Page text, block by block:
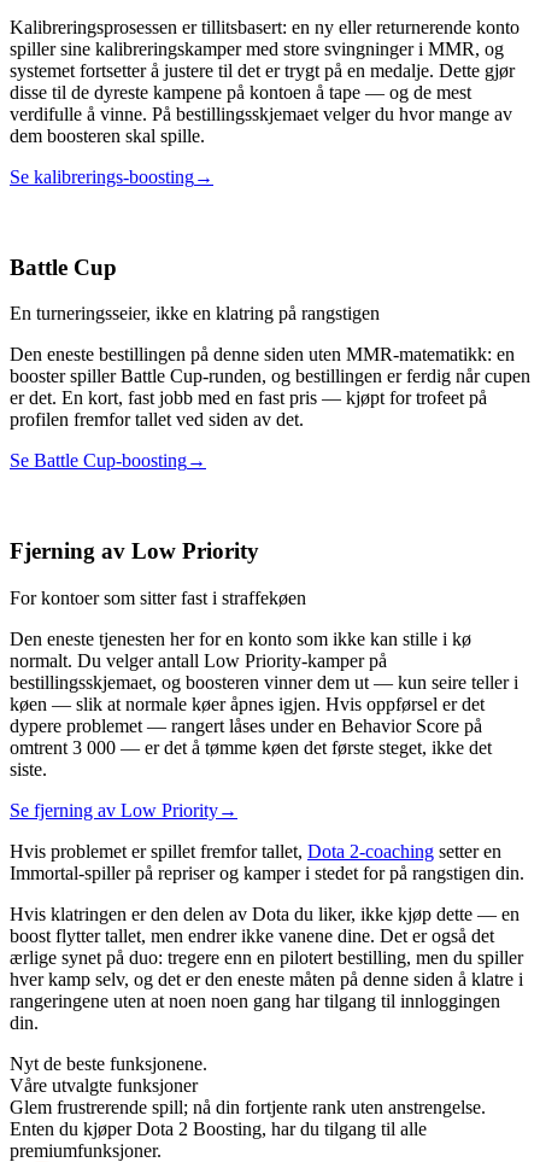
Kalibreringsprosessen er tillitsbasert: en ny eller returnerende konto
spiller sine kalibreringskamper med store svingninger i MMR, og
systemet fortsetter å justere til det er trygt på en medalje. Dette gjør
disse til de dyreste kampene på kontoen å tape — og de mest
verdifulle å vinne. På bestillingsskjemaet velger du hvor mange av
dem boosteren skal spille.
Se kalibrerings-boosting→
Battle Cup
En turneringsseier, ikke en klatring på rangstigen
Den eneste bestillingen på denne siden uten MMR-matematikk: en
booster spiller Battle Cup-runden, og bestillingen er ferdig når cupen
er det. En kort, fast jobb med en fast pris — kjøpt for trofeet på
profilen fremfor tallet ved siden av det.
Se Battle Cup-boosting→
Fjerning av Low Priority
For kontoer som sitter fast i straffekøen
Den eneste tjenesten her for en konto som ikke kan stille i kø
normalt. Du velger antall Low Priority-kamper på
bestillingsskjemaet, og boosteren vinner dem ut — kun seire teller i
køen — slik at normale køer åpnes igjen. Hvis oppførsel er det
dypere problemet — rangert låses under en Behavior Score på
omtrent 3 000 — er det å tømme køen det første steget, ikke det
siste.
Se fjerning av Low Priority→
Hvis problemet er spillet fremfor tallet, Dota 2-coaching setter en
Immortal-spiller på repriser og kamper i stedet for på rangstigen din.
Hvis klatringen er den delen av Dota du liker, ikke kjøp dette — en
boost flytter tallet, men endrer ikke vanene dine. Det er også det
ærlige synet på duo: tregere enn en pilotert bestilling, men du spiller
hver kamp selv, og det er den eneste måten på denne siden å klatre i
rangeringene uten at noen noen gang har tilgang til innloggingen
din.
Nyt de beste funksjonene.
Våre utvalgte funksjoner
Glem frustrerende spill; nå din fortjente rank uten anstrengelse.
Enten du kjøper Dota 2 Boosting, har du tilgang til alle
premiumfunksjoner.